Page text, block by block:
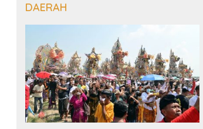
DAERAH